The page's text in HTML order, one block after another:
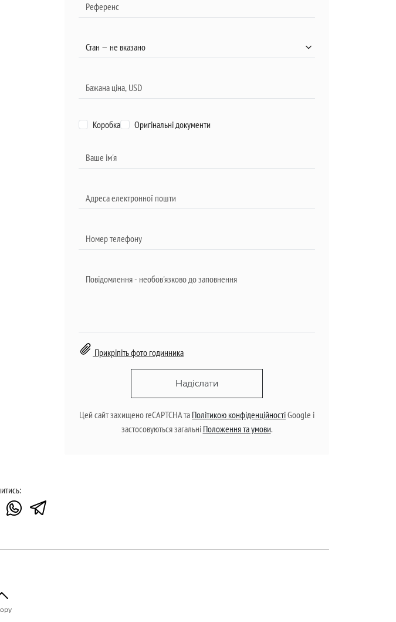
Коробка Оригінальні документи
Прикріпіть фото годинника
Надіслати
Цей сайт захищено reCAPTCHA та Політикою конфіденційностіGoogle і
застосовуються загальні Положення та умови.